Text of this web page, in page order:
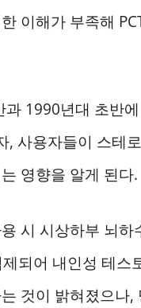
이해가 부족해
과 1990년대 초반
, 사용자들이 스테
영향을 알게 된다.
시 시상하부 뇌하
되어 내인성 테스
것이 밝혀졌으나,